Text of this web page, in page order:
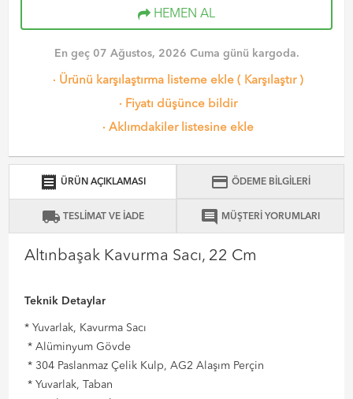
HEMEN AL
En geç 07 Ağustos, 2026 Cuma günü kargoda.
· Ürünü karşılaştırma listeme ekle ( Karşılaştır)
· Fiyatı düşünce bildir
· Aklımdakiler listesine ekle
receipt ÜRÜN AÇIKLAMASI credit_card ÖDEME BİLGİLERİ
local_shipping TESLİMAT VE İADE comment MÜŞTERİ YORUMLARI
Altınbaşak Kavurma Sacı, 22 Cm
Teknik Detaylar
* Yuvarlak, Kavurma Sacı
* Alüminyum Gövde
* 304 Paslanmaz Çelik Kulp, AG2 Alaşım Perçin
* Yuvarlak, Taban